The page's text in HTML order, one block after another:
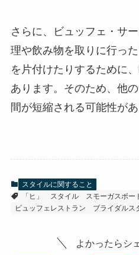
さらに、ビュッフェ・サ
理や飲み物を取りに行っ
を片付けたりするために
あります。そのため、他
間が短縮される可能性があ
スタイルに関すること
「ヒ」
スタイル スモーガスボー
ビュッフェレストラン
ブライダルス
よかったらシ